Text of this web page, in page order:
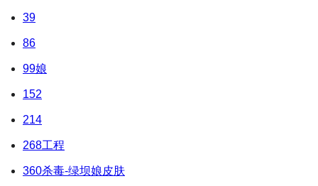
39
86
99娘
152
214
268工程
360杀毒-绿坝娘皮肤